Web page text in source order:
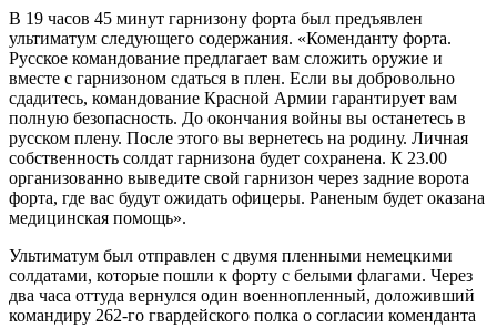
В 19 часов 45 минут гарнизону форта был предъявлен
ультиматум следующего содер­жания. «Коменданту форта.
Русское командование предлагает вам сло­жить оружие и
вместе с гарнизоном сдаться в плен. Если вы добровольно
сдадитесь, командование Красной Армии гарантирует вам
полную безопасность. До окончания войны вы останетесь в
русском плену. Пос­ле этого вы вернетесь на родину. Личная
собственность солдат гарнизона будет со­хранена. К 23.00
организованно выведите свой гарни­зон через задние ворота
форта, где вас бу­дут ожидать офицеры. Раненым будет оказана
медицинская по­мощь».
Ультиматум был отправлен с двумя пленны­ми немецкими
солдатами, которые пошли к форту с белыми флагами. Через
два часа оттуда вернулся один военнопленный, доло­живший
командиру 262-го гвардейского пол­ка о согласии коменданта